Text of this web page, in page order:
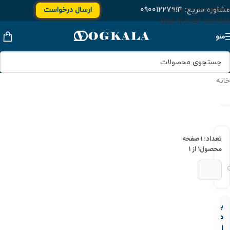
Skip to navigation
Skip to main content
مشاوره سریع:۰۹۰۰۱۲۲۷۹۱۴ ارسال درخواست
منو
خانه
تعداد: ۱
محصول
صفحه
۱ از ۱
بوشن
دنده